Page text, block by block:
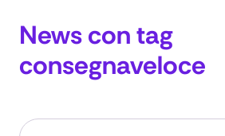
News con tag
consegnaveloce